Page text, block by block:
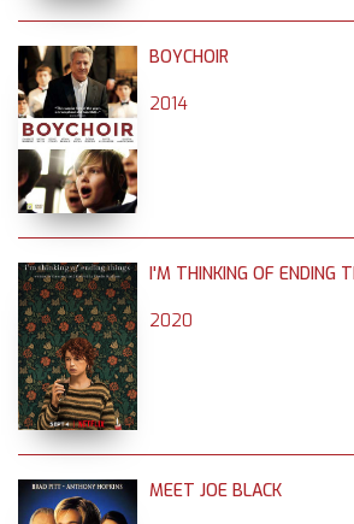
BOYCHOIR
2014
I'M THINKING OF ENDING
2020
MEET JOE BLACK